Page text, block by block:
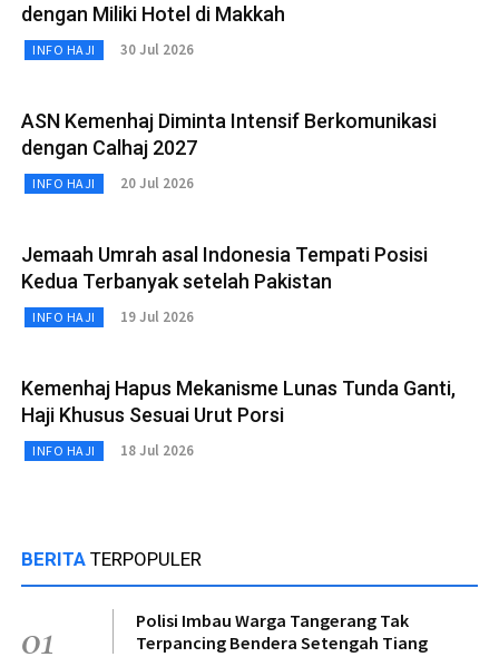
dengan Miliki Hotel di Makkah
INFO HAJI 30 Jul 2026
ASN Kemenhaj Diminta Intensif Berkomunikasi
dengan Calhaj 2027
INFO HAJI 20 Jul 2026
Jemaah Umrah asal Indonesia Tempati Posisi
Kedua Terbanyak setelah Pakistan
INFO HAJI 19 Jul 2026
Kemenhaj Hapus Mekanisme Lunas Tunda Ganti,
Haji Khusus Sesuai Urut Porsi
INFO HAJI 18 Jul 2026
BERITA TERPOPULER
01
Polisi Imbau Warga Tangerang Tak
Terpancing Bendera Setengah Tiang